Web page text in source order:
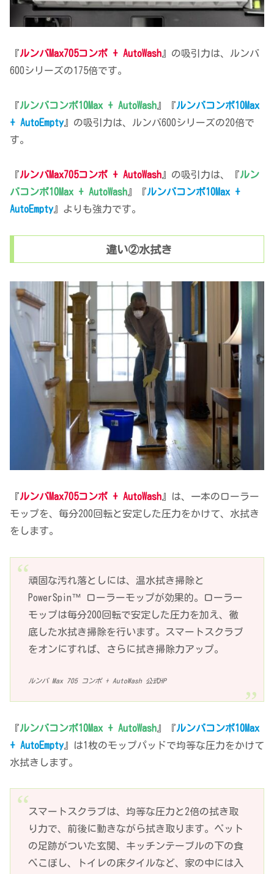
『ルンバMax705コンボ + AutoWash』の吸引力は、ルンバ
600シリーズの175倍です。
『ルンバコンボ10Max + AutoWash』『ルンバコンボ10Max
+ AutoEmpty』の吸引力は、ルンバ600シリーズの20倍で
す。
『ルンバMax705コンボ + AutoWash 』の吸引力は、『ルン
バコンボ10Max + AutoWash 』『ルンバコンボ10Max +
AutoEmpty』よりも強力です。
違い②水拭き
『ルンバMax705コンボ + AutoWash』は、一本のローラー
モップを、毎分200回転と安定した圧力をかけて、水拭き
をします。
頑固な汚れ落としには、温水拭き掃除と
PowerSpin™ ローラーモップが効果的。ローラー
モップは毎分200回転で安定した圧力を加え、徹
底した水拭き掃除を行います。スマートスクラブ
をオンにすれば、さらに拭き掃除力アップ。
ルンバ Max 705 コンボ + AutoWash 公式HP
『ルンバコンボ10Max + AutoWash 』『ルンバコンボ10Max
+ AutoEmpty』は1枚のモップパッドで均等な圧力をかけて
水拭きします。
スマートスクラブは、均等な圧力と2倍の拭き取
り力で、前後に動きながら拭き取ります。ペット
の足跡がついた玄関、キッチンテーブルの下の食
べこぼし、トイレの床タイルなど、家の中には入